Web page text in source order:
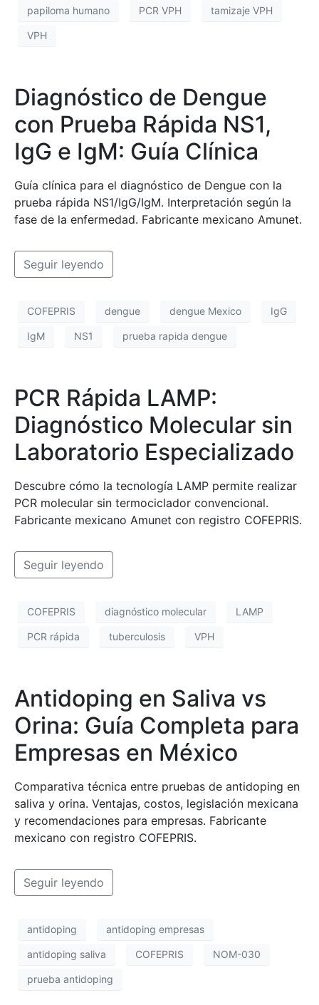
papiloma humano PCR VPH tamizaje VPH
VPH
Diagnóstico de Dengue
con Prueba Rápida NS1,
IgG e IgM: Guía Clínica
Guía clínica para el diagnóstico de Dengue con la
prueba rápida NS1/IgG/IgM. Interpretación según la
fase de la enfermedad. Fabricante mexicano Amunet.
Seguir leyendo
COFEPRIS dengue dengue Mexico IgG
IgM NS1 prueba rapida dengue
PCR Rápida LAMP:
Diagnóstico Molecular sin
Laboratorio Especializado
Descubre cómo la tecnología LAMP permite realizar
PCR molecular sin termociclador convencional.
Fabricante mexicano Amunet con registro COFEPRIS.
Seguir leyendo
COFEPRIS diagnóstico molecular LAMP
PCR rápida tuberculosis VPH
Antidoping en Saliva vs
Orina: Guía Completa para
Empresas en México
Comparativa técnica entre pruebas de antidoping en
saliva y orina. Ventajas, costos, legislación mexicana
y recomendaciones para empresas. Fabricante
mexicano con registro COFEPRIS.
Seguir leyendo
antidoping antidoping empresas
antidoping saliva COFEPRIS NOM-030
prueba antidoping